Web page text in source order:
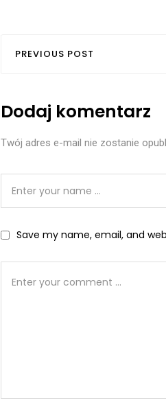
PREVIOUS POST
Dodaj komentarz
Twój adres e-mail nie zostanie
Save my name, email, and